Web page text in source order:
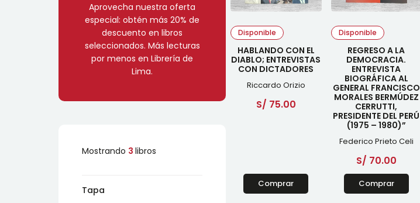
Aprovecha nuestra oferta
especial: obtén más 20% de
descuento en libros
seleccionados. Más lecturas
por menos en Librería de
Lima.
Mostrando 3 libros
Tapa
Disponible
HABLANDO CON EL
DIABLO; ENTREVISTAS
CON DICTADORES
Riccardo Orizio
S/ 75.00
Comprar
Disponible
REGRESO A LA
DEMOCRACIA.
ENTREVISTA
BIOGRÁFICA AL
GENERAL FRANCISCO
MORALES BERMÚDEZ
CERRUTTI,
PRESIDENTE DEL PERÚ
(1975 – 1980)”
Federico Prieto Celi
S/ 70.00
Comprar